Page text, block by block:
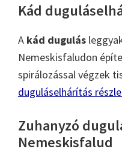
Kád
A kád dugulás
Nemeskisfaludon
spirálozással végzek
duguláselhárítás
Zuhanyzó
Nemeskisfalud